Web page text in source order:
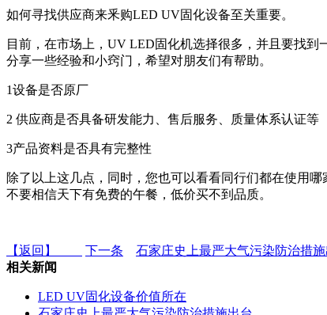
如何寻找供应商来釆购LED UV固化设备至关重要。
目前，在市场上，UV LED固化机选择很多，并且要找
分享一些经验和小窍门，希望对朋友们有帮助。
1设备是否原厂
2 供应商是否具备研发能力、售后服务、质量体系认证等
3产品资料是否具有完整性
除了以上这几点，同时，您也可以看看同行们都在使用
不要相信天下有免费的午餐，低价买不到品质。
【返回】 下一条
石家庄史上最严大气污染防治措施
相关新闻
LED UV固化设备价值所在